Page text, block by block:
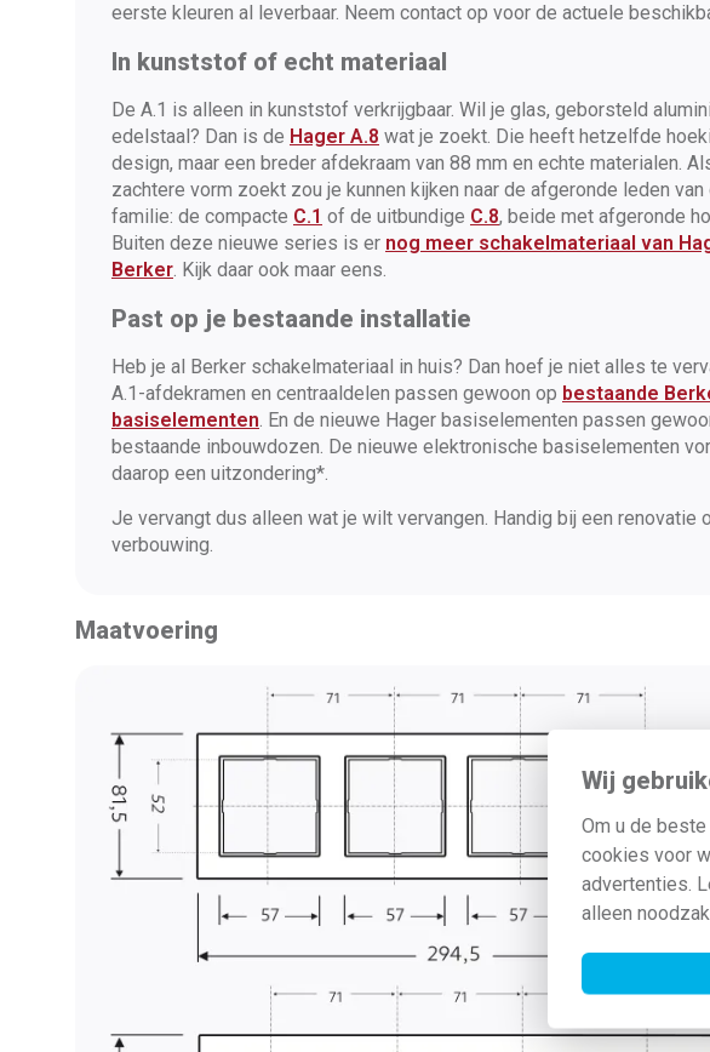
Wij
Om u de
cookies voor
advertenties.
alleen
eerste kleuren al leverbaar. Neem contact op voor de actuele
In kunststof of echt materiaal
De A.1 is alleen in kunststof verkrijgbaar. Wil je glas, geborsteld
edelstaal? Dan is de Hager A.8 wat je zoekt. Die heeft hetzelfde
design, maar een breder afdekraam van 88 mm en echte materialen.
zachtere vorm zoekt zou je kunnen kijken naar de afgeronde leden van
familie: de compacte C.1 of de uitbundige C.8, beide met afgeronde
Buiten deze nieuwe series is er nog meer schakelmateriaal van
Berker. Kijk daar ook maar eens.
Past op je bestaande installatie
Heb je al Berker schakelmateriaal in huis? Dan hoef je niet alles te
A.1-afdekramen en centraaldelen passen gewoon op bestaande
basiselementen. En de nieuwe Hager basiselementen passen
bestaande inbouwdozen. De nieuwe elektronische basiselementen
daarop een uitzondering*.
Je vervangt dus alleen wat je wilt vervangen. Handig bij een renovatie
verbouwing.
Maatvoering